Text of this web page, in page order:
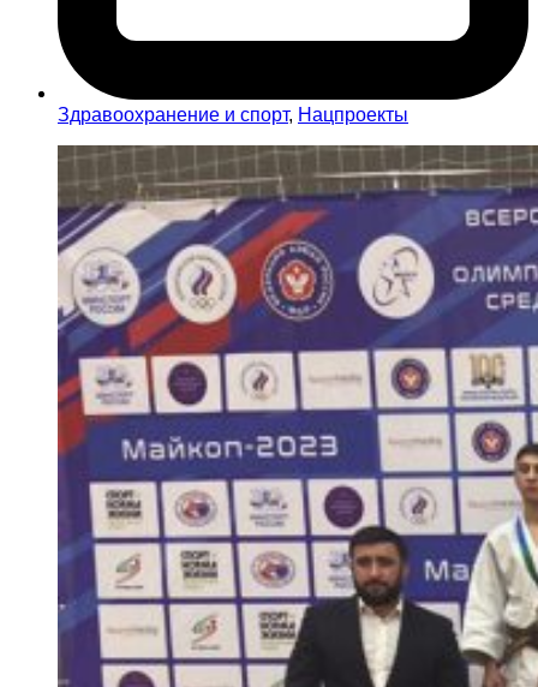
Здравоохранение и спорт, Нацпроекты